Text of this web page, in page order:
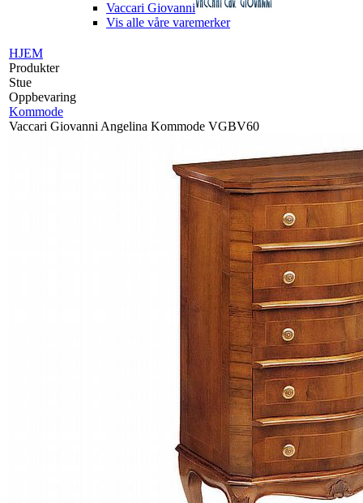
Vaccari Giovanni
Vis alle våre varemerker
HJEM
Produkter
Stue
Oppbevaring
Kommode
Vaccari Giovanni Angelina Kommode VGBV60